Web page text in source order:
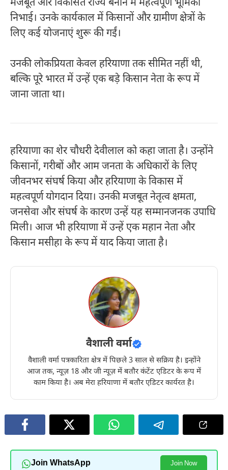
मजबूत और विकसित राज्य बनाने में महत्वपूर्ण भूमिका
निभाई। उनके कार्यकाल में किसानों और ग्रामीण क्षेत्रों के
लिए कई योजनाएं शुरू की गईं।
उनकी लोकप्रियता केवल हरियाणा तक सीमित नहीं थी,
बल्कि पूरे भारत में उन्हें एक बड़े किसान नेता के रूप में
जाना जाता था।
हरियाणा का शेर चौधरी देवीलाल को कहा जाता है। उन्होंने
किसानों, गरीबों और आम जनता के अधिकारों के लिए
जीवनभर संघर्ष किया और हरियाणा के विकास में
महत्वपूर्ण योगदान दिया। उनकी मजबूत नेतृत्व क्षमता,
जनसेवा और संघर्ष के कारण उन्हें यह सम्मानजनक उपाधि
मिली। आज भी हरियाणा में उन्हें एक महान नेता और
किसान मसीहा के रूप में याद किया जाता है।
वैशाली वर्मा
वैशाली वर्मा पत्रकारिता क्षेत्र में पिछले 3 साल से सक्रिय है। इन्होंने
आज तक, न्यूज़ 18 और जी न्यूज़ में बतौर कंटेंट एडिटर के रूप में
काम किया है। अब मेरा हरियाणा में बतौर एडिटर कार्यरत है।
Join WhatsApp Join Now